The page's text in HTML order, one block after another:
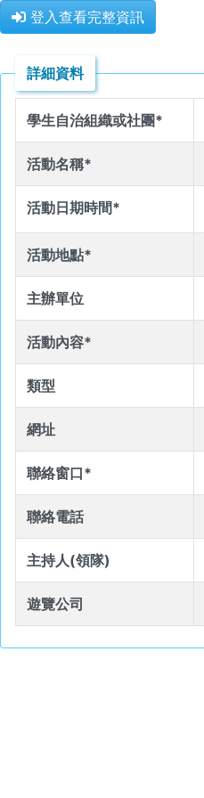
登入查看完整資訊
詳細資料
學生自治組織或社團*
活動名稱*
活動日期時間*
活動地點*
主辦單位
活動內容*
類型
網址
聯絡窗口*
聯絡電話
主持人(領隊)
遊覽公司